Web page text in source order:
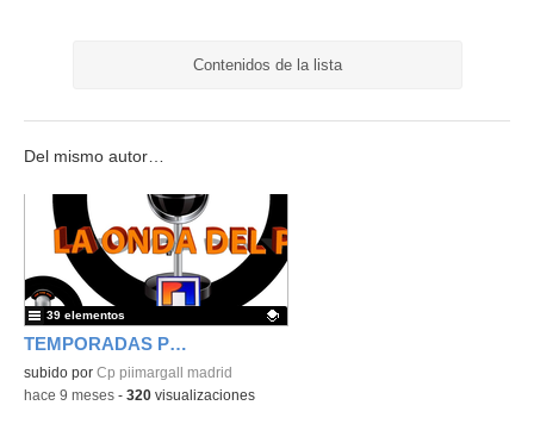
Contenidos de la lista
Del mismo autor…
TEMPORADAS PREVIAS DE RADIO
Contenido educativo.
subido por Cp piimargall madrid
39 elementos
-hace 9 meses - 320 visualizaciones